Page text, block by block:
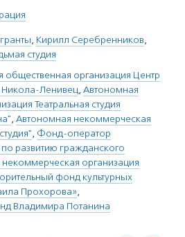
, Кирилл Серебренников,
студия
организация Центр
Никола-Ленивец, Автономная
Театральная студия
, Автономная некоммерческая
, Фонд-оператор
по развитию гражданского
организация
фонд культурных
Прохорова»,
Владимира Потанина